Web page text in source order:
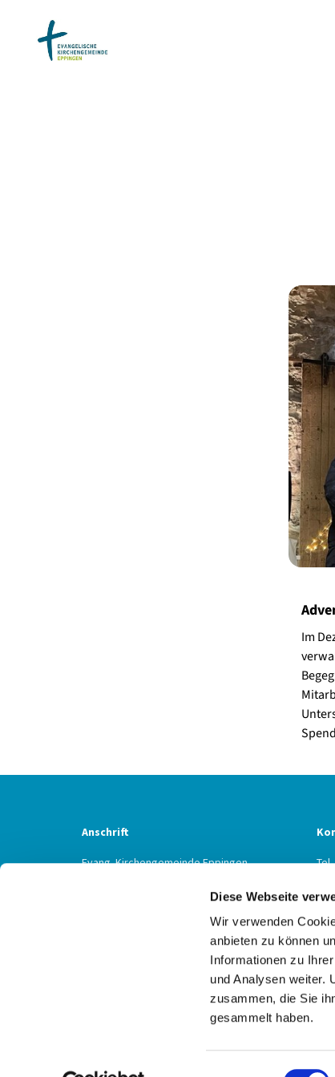
Diese Webseite
Wir verwenden
anbieten zu können
Informationen zu
und Analysen weiter.
zusammen, die Sie
gesammelt haben.
Einwilligungsauswahl
Im
Anschrift
Evang. Kirchengemeinde Eppingen